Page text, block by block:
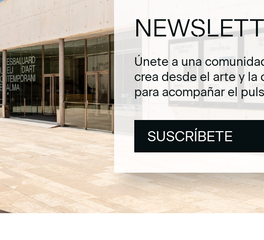
Únete a una
crea desde el arte y
para acompañar el
SUSCRÍBETE